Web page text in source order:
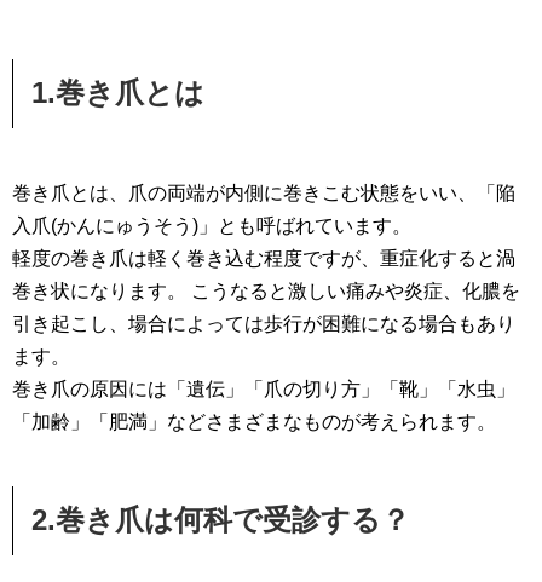
1.巻き爪とは
巻き爪とは、爪の両端が内側に巻きこむ状態をいい、「陥
入爪(かんにゅうそう)」とも呼ばれています。
軽度の巻き爪は軽く巻き込む程度ですが、重症化すると渦
巻き状になります。 こうなると激しい痛みや炎症、化膿を
引き起こし、場合によっては歩行が困難になる場合もあり
ます。
巻き爪の原因には「遺伝」「爪の切り方」「靴」「水虫」
「加齢」「肥満」などさまざまなものが考えられます。
2.巻き爪は何科で受診する？